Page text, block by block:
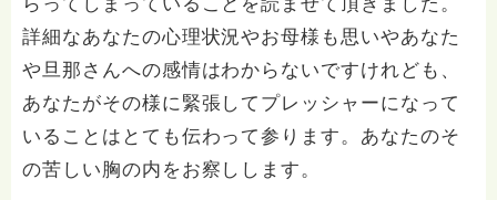
詳細なあなたの心理状況やお母様も思いやあなた
や旦那さんへの感情はわからないですけれども、
あなたがその様に緊張してプレッシャーになって
いることはとても伝わって参ります。あなたのそ
の苦しい胸の内をお察しします。